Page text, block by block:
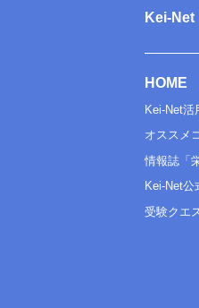
Kei-Net
HOME
Kei-Net活
オススメ
情報誌「
Kei-Net公
受験クエ